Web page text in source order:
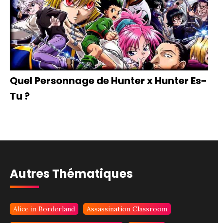
Quel Personnage de Hunter x Hunter Es-
Tu ?
Autres Thématiques
Alice in Borderland Assassination Classroom